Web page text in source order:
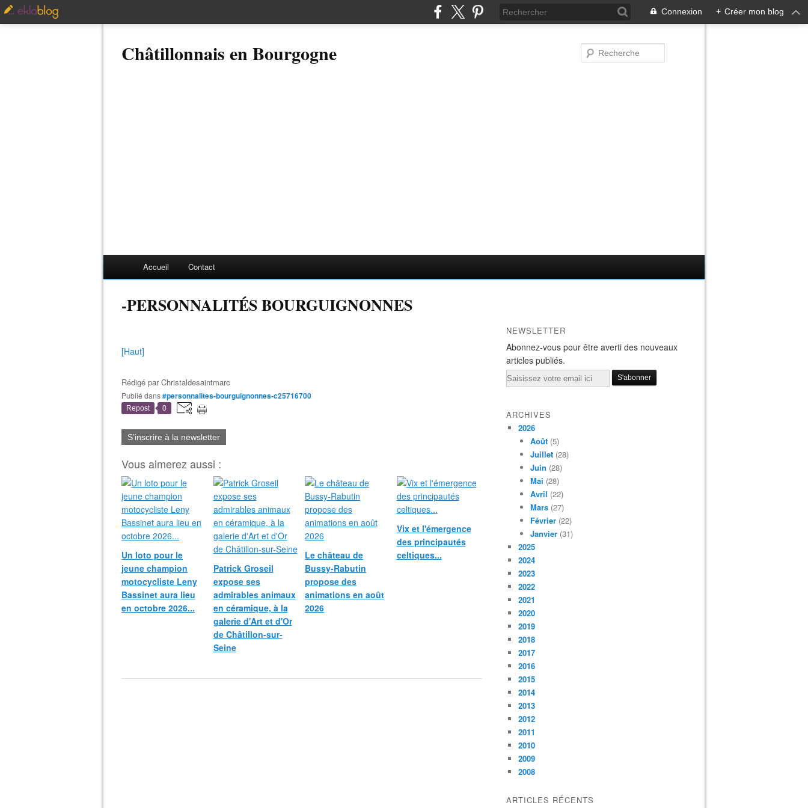
Connexion + Créer mon blog
Châtillonnais en Bourgogne
Accueil Contact
-PERSONNALITÉS BOURGUIGNONNES
[Haut]
Rédigé parChristaldesaintmarc
Publié dans#personnalites-bourguignonnes-c25716700
Repost 0
S'inscrire à la newsletter
Vous aimerez aussi :
Un loto pour le
jeune champion
motocycliste Leny
Bassinet aura lieu
en octobre 2026...
Patrick Groseil
expose ses
admirables animaux
en céramique, à la
galerie d'Art et d'Or
de Châtillon-sur-
Seine
Le château de
Bussy-Rabutin
propose des
animations en août
2026
Vix et l'émergence
des principautés
celtiques...
NEWSLETTER
Abonnez-vous pour être averti des nouveaux
articles publiés.
Email
ARCHIVES
2026
Août (5)
Juillet (28)
Juin (28)
Mai (28)
Avril (22)
Mars (27)
Février (22)
Janvier (31)
2025
2024
2023
2022
2021
2020
2019
2018
2017
2016
2015
2014
2013
2012
2011
2010
2009
2008
ARTICLES RÉCENTS